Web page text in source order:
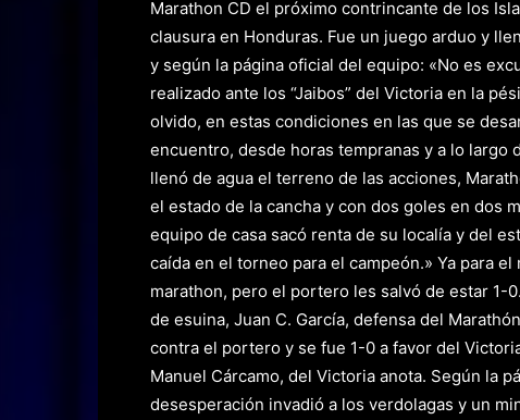
Marathon CD el próximo contrincante de los
clausura en Honduras. Fue un juego arduo y
y según la página oficial del equipo: «No es
realizado ante los “Jaibos” del Victoria en la
olvido, en estas condiciones en las que se
encuentro, desde horas tempranas y a lo
llenó de agua el terreno de las acciones,
el estado de la cancha y con dos goles en dos
equipo de casa sacó renta de su localía y del
caída en el torneo para el campeón.» Ya para
marathon, pero el portero les salvó de estar 1-
de esuina, Juan C. García, defensa del
contra el portero y se fue 1-0 a favor del
Manuel Cárcamo, del Victoria anota. Según la
desesperación invadió a los verdolagas y un